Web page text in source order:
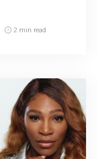
2 min read